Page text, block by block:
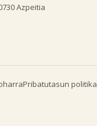
Azpeitia
Pribatutasun politika